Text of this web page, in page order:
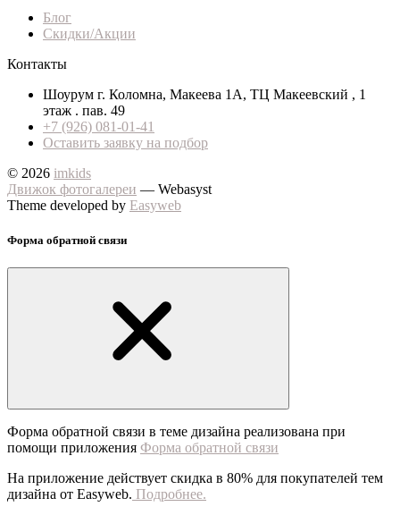
Блог
Скидки/Акции
Контакты
Шоурум г. Коломна, Макеева 1А, ТЦ Макеевский , 1
этаж . пав. 49
+7 (926) 081-01-41
Оставить заявку на подбор
© 2026 imkids
Движок фотогалереи — Webasyst
Theme developed by Easyweb
Форма обратной связи
Форма обратной связи в теме дизайна реализована при
помощи приложения Форма обратной связи
На приложение действует скидка в 80% для покупателей тем
дизайна от Easyweb. Подробнее.